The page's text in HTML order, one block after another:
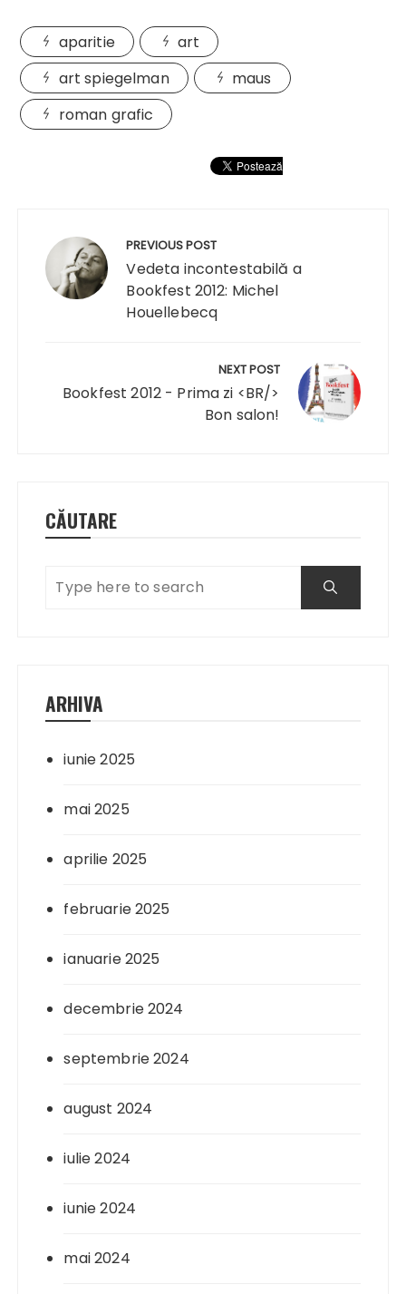
aparitie
art
art spiegelman
maus
roman grafic
articole
PREVIOUS POST
Vedeta incontestabilă a
Bookfest 2012: Michel
Houellebecq
NEXT POST
Bookfest 2012 - Prima zi <BR/>
Bon salon!
CĂUTARE
ARHIVA
iunie 2025
mai 2025
aprilie 2025
februarie 2025
ianuarie 2025
decembrie 2024
septembrie 2024
august 2024
iulie 2024
iunie 2024
mai 2024